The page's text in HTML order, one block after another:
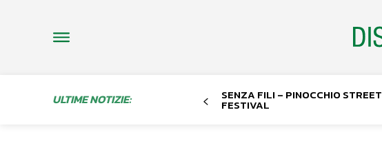
ULTIME NOTIZIE: SENZA FILI – PINOCCHIO STREET
FESTIVAL